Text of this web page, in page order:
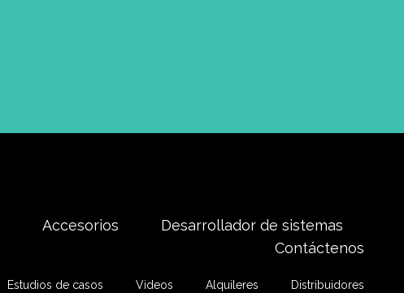
Accesorios
Desarrollador de sistemas
Contáctenos
Estudios de casos Videos Alquileres Distribuidores